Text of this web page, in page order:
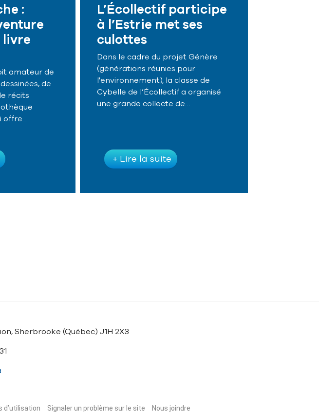
:
livre
amateur de
de
récits
offre…
L’Écollectif participe
à l’Estrie met ses
culottes
Dans le cadre du projet Génère
(générations réunies pour
l'environnement), la classe de
Cybelle de l’Écollectif a organisé
une grande collecte de…
+ Lire la suite
Sherbrooke (Québec) J1H 2X3
d’utilisation Signaler un problème sur le site Nous joindre